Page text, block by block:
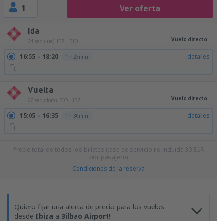
1 Ver oferta
Ida
24 sep (jue) IBZ - BIO Vuelo directo
16:55 18:20 1h 25min detalles
Vuelta
27 sep (dom) BIO - IBZ Vuelo directo
15:05 16:35 1h 30min detalles
Precio total de todos los billetes (tasa de servicio no incluida 30 EUR
por pasajero)
Condiciones de la reserva
Quiero fijar una alerta de precio para los vuelos
desde Ibiza a Bilbao Airport!